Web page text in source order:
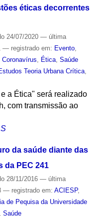
éticas decorrentes
24/07/2020 — última
— registrado em: Evento,
Coronavírus, Ética, Saúde
Teoria Urbana Crítica,
a Ética" será realizado
com transmissão ao
da saúde diante das
da PEC 241
28/11/2016 — última
— registrado em: ACIESP,
de Pequisa da Universidade
Saúde